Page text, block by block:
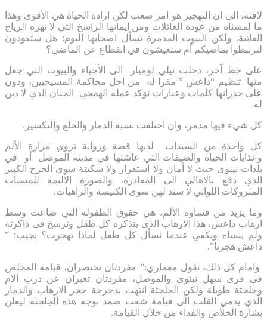
لافتة، الى ان التهجير هو امر صعب لكن ارادة الحياة هي الأقوى وهذا
ما لمسناه من عودة العائلات ومن ايمانها الراسخ التي لا تهزه الرياح
العاتية. ولكن البيوت المدمرة تسأل اصحابها اليوم: هل ستعودون
لترتبطوا بماضيكم أم ستعيشون في انقطاع عن الماضي؟
على خط آخر، دخلت تيلي لوميار الى الأحياء والبيوت التي جعل
منها تنظيم “داعش ” مقرا له من اجل محاكمة المسيحيين، ودون
على جدرانها كلمات وعبارات تؤكد عمله الهمجي الجبان الذي لا دين
له.
كل شيء فيها مدمر، وان اختلفت نسبة الدمار والخلع والتكسير.
كل واحدة من السيدات لديها قصة ورواية تروي مرارة الألم
وعذابات الحياة والضيقات التي عاشتها في مدينة الموصل أو في
بلدات نينوى حيث لا أمان ولا استقرار ولا سكينة سوى الجرح الكبير
الذي دفع بالاهالي الى المغادرة، والصورة الأليمة للمسنات
المتروكات اللواتي لا سند لهن سوى الكنيسة والراهبات.
وما يزيد من قساوة الألم، هي حقوق الطفولة التي ضاعت وسط
ارهاب داعش، هذا الارهاب الذي يتذكره كل طفل وترسخ في ذاكرته
ولم ينساه ويكفي عندما نسأل كل طفل لماذا تهجرت؟ يجيب: ”
داعش هجرنا”.
وامام كل ذلك، تقول معماري:” مفردتان تختصران، قيامة المخلص
في قرى سهل نينوى والموصل، مفردتان تعبران عن درب آلام
وجلجثة طويلة ولكن الجلجثة انتهت بدحرجة حجر الارهاب والدمار
الذي يدمي القلب الى قيامة شعب صمد بوجه هذه الجلجثة ليعلن
بشارة الخلاص والفداء من خلال القيامة.